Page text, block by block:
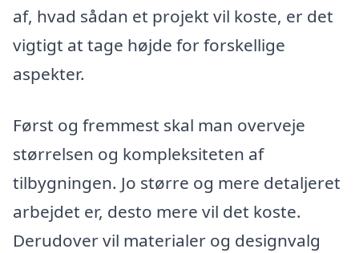
af, hvad sådan et projekt vil koste, er det
vigtigt at tage højde for forskellige
aspekter.
Først og fremmest skal man overveje
størrelsen og kompleksiteten af
tilbygningen. Jo større og mere detaljeret
arbejdet er, desto mere vil det koste.
Derudover vil materialer og designvalg